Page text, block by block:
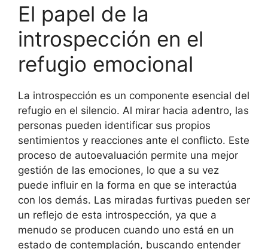
El papel de la
introspección en el
refugio emocional
La introspección es un componente esencial del
refugio en el silencio. Al mirar hacia adentro, las
personas pueden identificar sus propios
sentimientos y reacciones ante el conflicto. Este
proceso de autoevaluación permite una mejor
gestión de las emociones, lo que a su vez
puede influir en la forma en que se interactúa
con los demás. Las miradas furtivas pueden ser
un reflejo de esta introspección, ya que a
menudo se producen cuando uno está en un
estado de contemplación, buscando entender